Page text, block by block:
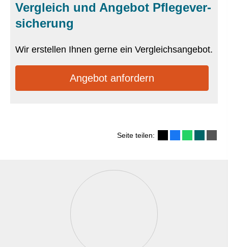
Vergleich und Angebot Pflege­ver­
si­che­rung
Wir erstellen Ihnen gerne ein Vergleichsangebot.
An­ge­bot an­for­dern
Seite teilen: